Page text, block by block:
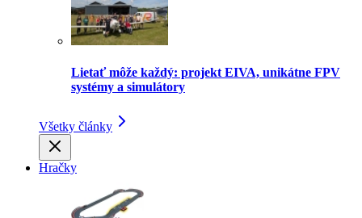
Lietať môže každý: projekt EIVA, unikátne FPV
systémy a simulátory
Všetky články
Hračky